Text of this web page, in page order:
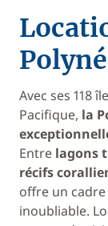
Avec ses 118
Pacifique, la
Entre lagons
récifs
offre un
inoubliable.